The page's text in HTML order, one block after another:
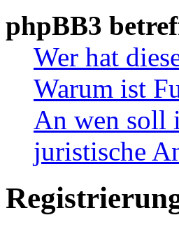
phpBB3
Wer hat
Warum ist
An wen soll
juristische